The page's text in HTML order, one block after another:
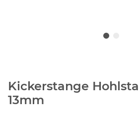
Kickerstange
13mm